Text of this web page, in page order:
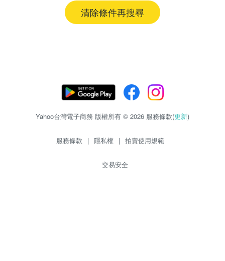
清除條件再搜尋
Yahoo台灣電子商務 版權所有 © 2026 服務條款(更新)
服務條款 | 隱私權 | 拍賣使用規範
交易安全